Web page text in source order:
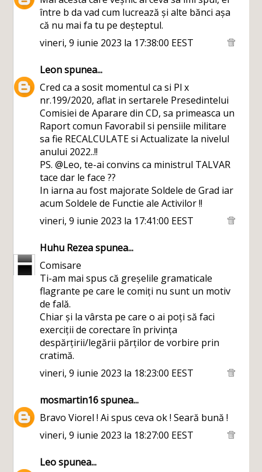
între b da vad cum lucrează și alte bănci așa
că nu mai fa tu pe deșteptul.
vineri, 9 iunie 2023 la 17:38:00 EEST
Leonspunea...
Cred ca a sosit momentul ca si Pl x
nr.199/2020, aflat in sertarele Presedintelui
Comisiei de Aparare din CD, sa primeasca un
Raport comun Favorabil si pensiile militare
sa fie RECALCULATE si Actualizate la nivelul
anului 2022..!!
PS. @Leo, te-ai convins ca ministrul TALVAR
tace dar le face ??
In iarna au fost majorate Soldele de Grad iar
acum Soldele de Functie ale Activilor !!
vineri, 9 iunie 2023 la 17:41:00 EEST
Huhu Rezeaspunea...
Comisare
Ti-am mai spus că greșelile gramaticale
flagrante pe care le comiți nu sunt un motiv
de fală.
Chiar și la vârsta pe care o ai poți să faci
exerciții de corectare în privința
despărțirii/legării părților de vorbire prin
cratimă.
vineri, 9 iunie 2023 la 18:23:00 EEST
mosmartin16spunea...
Bravo Viorel ! Ai spus ceva ok ! Seară bună !
vineri, 9 iunie 2023 la 18:27:00 EEST
Leospunea...